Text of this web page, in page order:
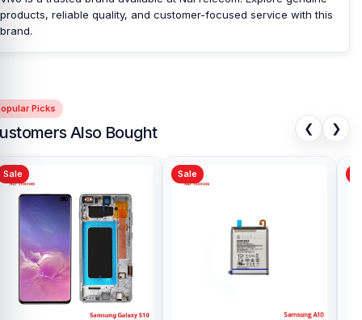
products, reliable quality, and customer-focused service with this
brand.
Picks
Also Bought ❮ ❯
Sale Sale